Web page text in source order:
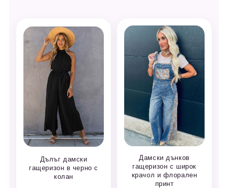
Дълъг дамски
гащеризон в черно с
колан
Дамски дънков
гащеризон с широк
крачол и флорален
принт